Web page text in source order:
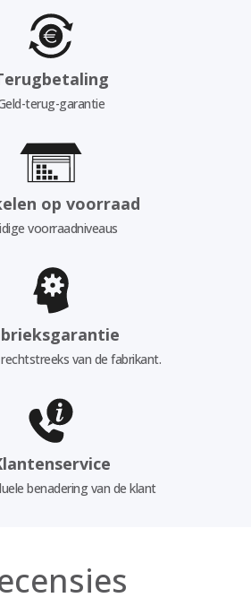
terug-garantie
op voorraad
voorraadniveaus
van de fabrikant.
benadering van de klant